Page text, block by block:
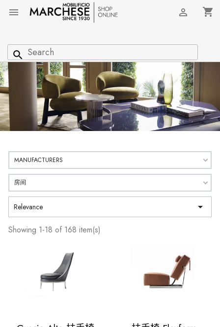
 shopping_cart

search
MANUFACTURERS
房间
Relevance 
Showing 1-18 of 168 item(s)